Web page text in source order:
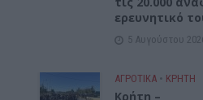
ερευνητικό
5 Αυγούστου
ΑΓΡΟΤΙΚΑ • ΚΡΗΤΗ
Κρήτη –